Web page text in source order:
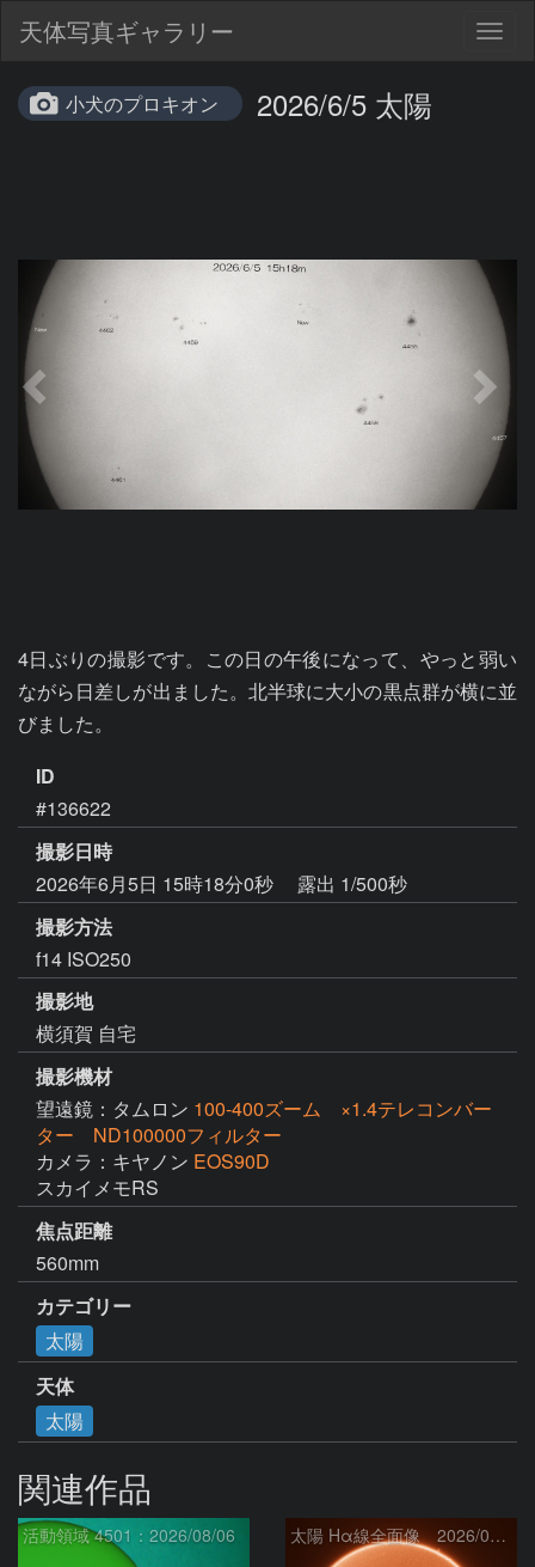
天体写真ギャラリー
小犬のプロキオン 2026/6/5 太陽
4日ぶりの撮影です。この日の午後になって、やっと弱い
ながら日差しが出ました。北半球に大小の黒点群が横に並
びました。
ID
#136622
撮影日時
2026年6月5日 15時18分0秒
露出 1/500秒
撮影方法
f14 ISO250
撮影地
横須賀 自宅
撮影機材
望遠鏡：タムロン 100-400ズーム ×1.4テレコンバー
ター ND100000フィルター
カメラ：キヤノン EOS90D
スカイメモRS
焦点距離
560mm
カテゴリー
太陽
天体
太陽
関連作品
活動領域 4501：2026/08/06 太陽 Hα線全面像 2026/08/07